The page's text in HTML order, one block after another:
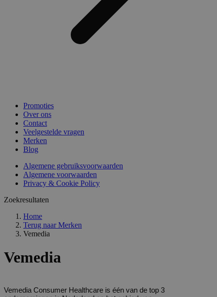
Promoties
Over ons
Contact
Veelgestelde vragen
Merken
Blog
Algemene gebruiksvoorwaarden
Algemene voorwaarden
Privacy & Cookie Policy
Zoekresultaten
Home
Terug naar Merken
Vemedia
Vemedia
Vemedia Consumer Healthcare is één van de top 3